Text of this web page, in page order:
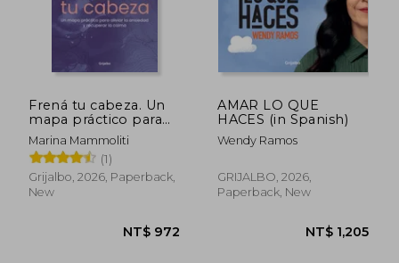
Frená tu cabeza. Un
mapa práctico para
aliviar la ansiedad y
recuperar la calma (in
Spanish)
Marina Mammoliti
(1)
Grijalbo, 2026, Paperback,
New
AMAR LO QUE
HACES (in Spanish)
Wendy Ramos
GRIJALBO, 2026,
Paperback, New